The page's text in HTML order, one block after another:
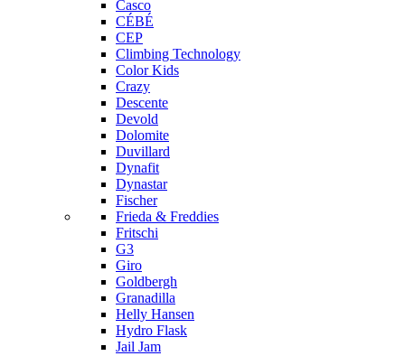
Casco
CÉBÉ
CEP
Climbing Technology
Color Kids
Crazy
Descente
Devold
Dolomite
Duvillard
Dynafit
Dynastar
Fischer
Frieda & Freddies
Fritschi
G3
Giro
Goldbergh
Granadilla
Helly Hansen
Hydro Flask
Jail Jam